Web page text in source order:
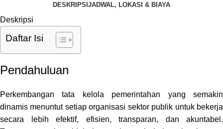
DESKRIPSIJADWAL, LOKASI & BIAYA
Deskripsi
Daftar Isi
Pendahuluan
Perkembangan tata kelola pemerintahan yang semakin
dinamis menuntut setiap organisasi sektor publik untuk bekerja
secara lebih efektif, efisien, transparan, dan akuntabel.